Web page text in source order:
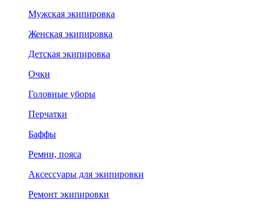
Мужская экипировка
Женская экипировка
Детская экипировка
Очки
Головные уборы
Перчатки
Баффы
Ремни, пояса
Аксессуары для экипировки
Ремонт экипировки